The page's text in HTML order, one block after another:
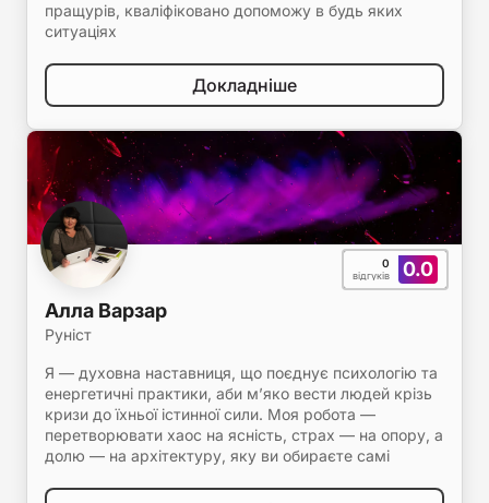
пращурів, кваліфіковано допоможу в будь яких
ситуаціях
Докладніше
0.0
0
відгуків
Алла Варзар
Руніст
Я — духовна наставниця, що поєднує психологію та
енергетичні практики, аби м’яко вести людей крізь
кризи до їхньої істинної сили. Моя робота —
перетворювати хаос на ясність, страх — на опору, а
долю — на архітектуру, яку ви обираєте самі